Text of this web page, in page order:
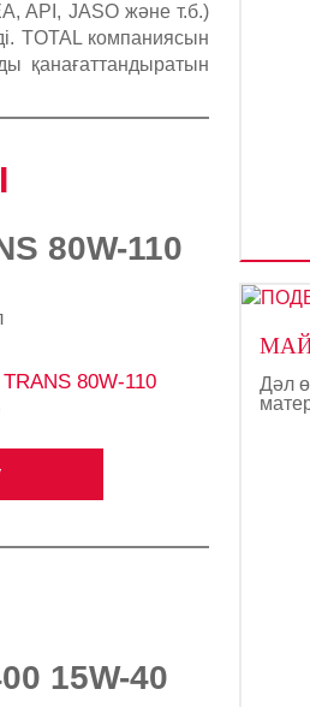
API, JASO және т.б.)
TOTAL компаниясын
қанағаттандыратын
80W-110​​
80W-110
15W-40​​
Дәл